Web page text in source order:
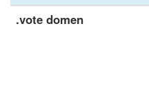
.vote domen